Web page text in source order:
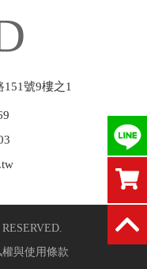
號9樓之1
權與使用條款